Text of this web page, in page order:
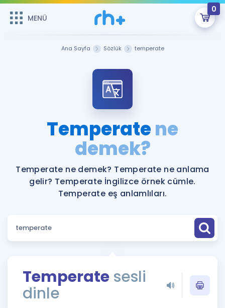
MENÜ
0
Şifremi Hatırlamıyorum
Sepetin Şu An Boş.
Remzi Hoca ile seni sınava hazırlayacak onlarca eğitim seni
bekliyor!
MENÜ
Katılımcı Görüşleri
Faydalı Araçlar
Ücretsiz Kaynaklar
Puan Hesaplama
ÖSYM Sınav Takvimi
Kampanyalar
İngilizce Gramer
Ana Sayfa Sözlük temperate
Temperatene
demek?
Temperate ne demek? Temperate ne anlama
gelir? Temperate İngilizce örnek cümle.
Temperate eş anlamlıları.
Temperate sesli
dinle